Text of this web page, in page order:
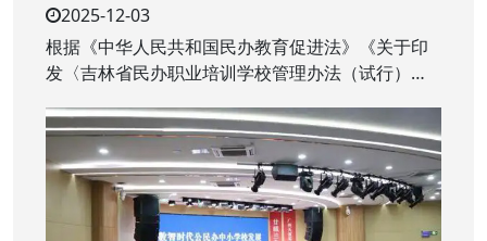
2025-12-03
根据《中华人民共和国民办教育促进法》《关于印
发〈吉林省民办职业培训学校管理办法（试行）〉